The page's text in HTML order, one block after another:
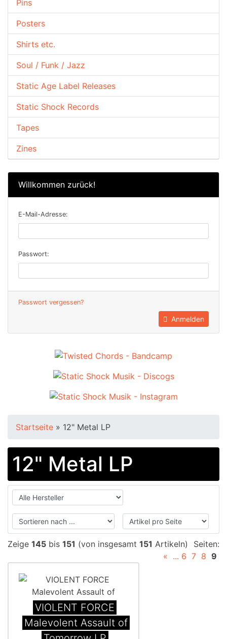
Pins
Posters
Shirts etc.
Soul / Funk / Jazz
Static Age Label Releases
Static Shock Records
Tapes
Zines
Willkommen zurück!
E-Mail-Adresse:
Passwort:
Passwort vergessen?
Anmelden
Startseite » 12" Metal LP
12" Metal LP
Zeige 145 bis 151 (von insgesamt 151 Artikeln)
Seiten:
« ... 6 7 8 9
VIOLENT FORCE
Malevolent Assault of